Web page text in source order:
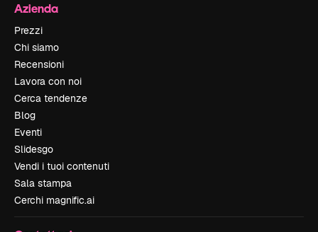
Azienda
Prezzi
Chi siamo
Recensioni
Lavora con noi
Cerca tendenze
Blog
Eventi
Slidesgo
Vendi i tuoi contenuti
Sala stampa
Cerchi magnific.ai